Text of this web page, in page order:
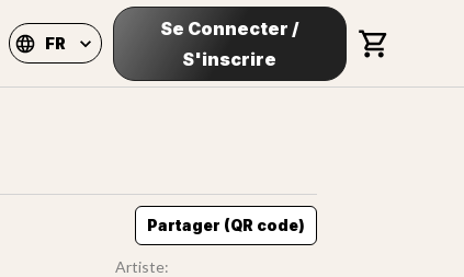
FR
Se Connecter /
S'inscrire
Partager (QR code)
Artiste: